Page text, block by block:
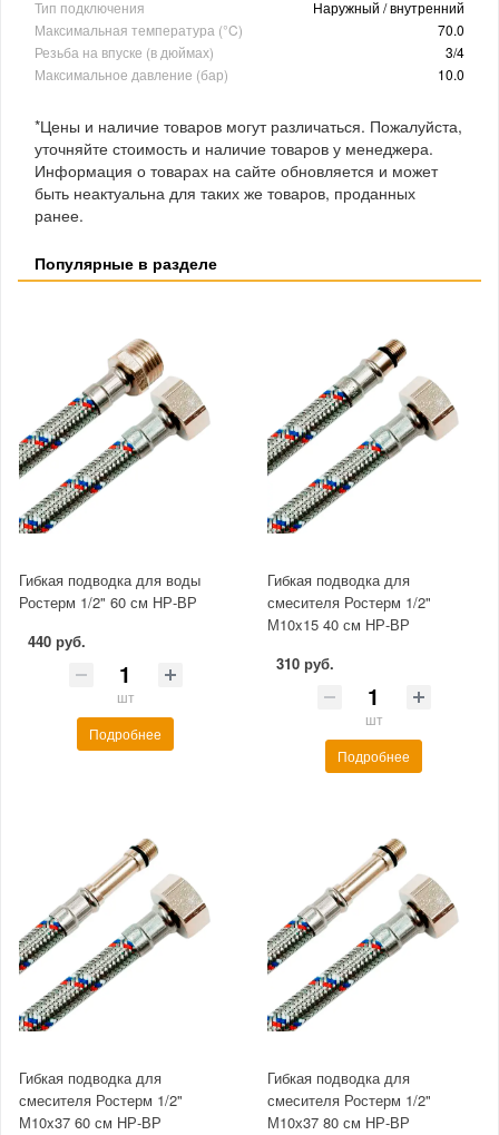
Тип подключения
Наружный / внутренний
Максимальная температура (°C)
70.0
Резьба на впуске (в дюймах)
3/4
Максимальное давление (бар)
10.0
*Цены и наличие товаров могут различаться. Пожалуйста,
уточняйте стоимость и наличие товаров у менеджера.
Информация о товарах на сайте обновляется и может
быть неактуальна для таких же товаров, проданных
ранее.
Популярные в разделе
Гибкая подводка для воды
Ростерм 1/2" 60 см НР-ВР
440 руб.
шт
Подробнее
Гибкая подводка для
смесителя Ростерм 1/2"
М10x15 40 см НР-ВР
310 руб.
шт
Подробнее
Гибкая подводка для
смесителя Ростерм 1/2"
М10x37 60 см НР-ВР
Гибкая подводка для
смесителя Ростерм 1/2"
М10х37 80 см НР-ВР